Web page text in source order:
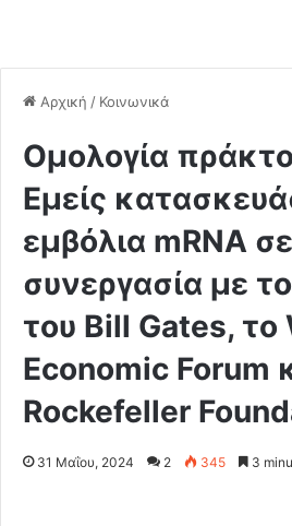
Αρχική / Κοινωνικά
Oμολογία
Eμείς
εμβόλια mRNA σε
συνεργασία με
του Bill Gates, το
Economic Forum
Rockefeller
31 Μαΐου, 2024 2 345 3